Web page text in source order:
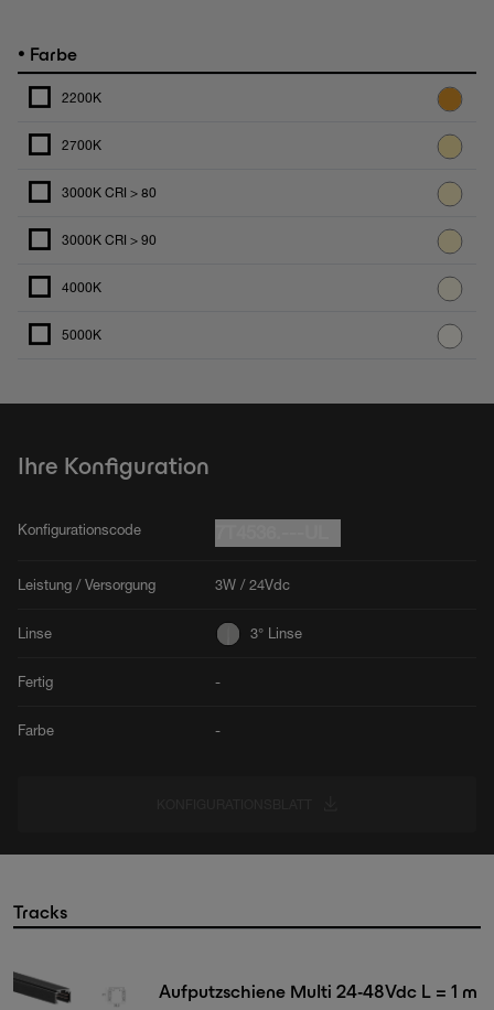
• Farbe
2200K
2700K
3000K CRI > 80
3000K CRI > 90
4000K
5000K
Ihre Konfiguration
Konfigurationscode
Leistung / Versorgung 3W / 24Vdc
Linse 3° Linse
Fertig -
Farbe -
Tracks
Aufputzschiene Multi 24-48Vdc L = 1 m